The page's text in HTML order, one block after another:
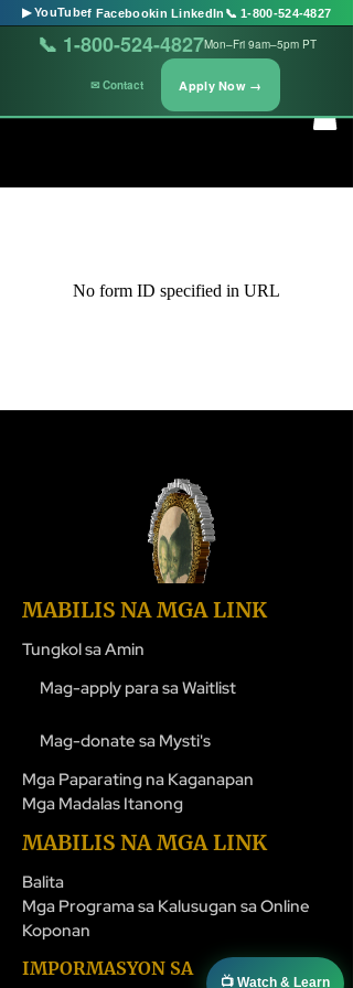
Washington
State
Management
&
No form ID specified in URL
MABILIS NA MGA LINK
Tungkol sa Amin
Mag-apply para sa Waitlist
Mag-donate sa Mysti's
Mga Paparating na Kaganapan
Mga Madalas Itanong
MABILIS NA MGA LINK
Balita
Mga Programa sa Kalusugan sa Online
Koponan
IMPORMASYON SA
▶ YouTubef Facebookin LinkedIn 📞 1-800-524-4827
📺 Watch & Learn
📞 1-800-524-4827Mon–Fri 9am–5pm PT
✉ Contact Apply Now →